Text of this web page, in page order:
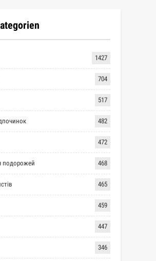
1427
704
517
482
472
468
465
459
447
346